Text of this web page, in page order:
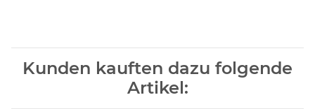
Kunden kauften dazu folgende
Artikel: